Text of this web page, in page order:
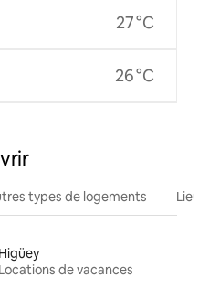
27 °C
26 °C
types de logements
Higüey
Locations de vacances